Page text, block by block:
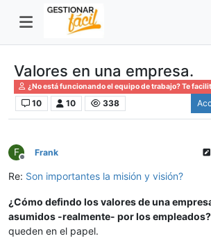
Valores en una empresa.
¿No está funcionando el equipo de trabajo? Te facilitamos el
10 10 338
F
Desconectado
Frank
Re: Son importantes la misión y visión?
¿Cómo defindo los valores de una
asumidos -realmente- por los empleados?
queden en el papel.